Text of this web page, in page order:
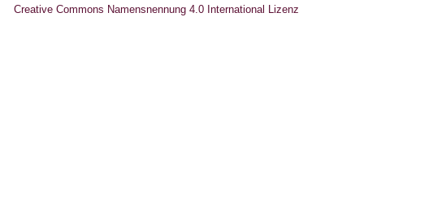
Creative Commons Namensnennung 4.0 International Lizenz